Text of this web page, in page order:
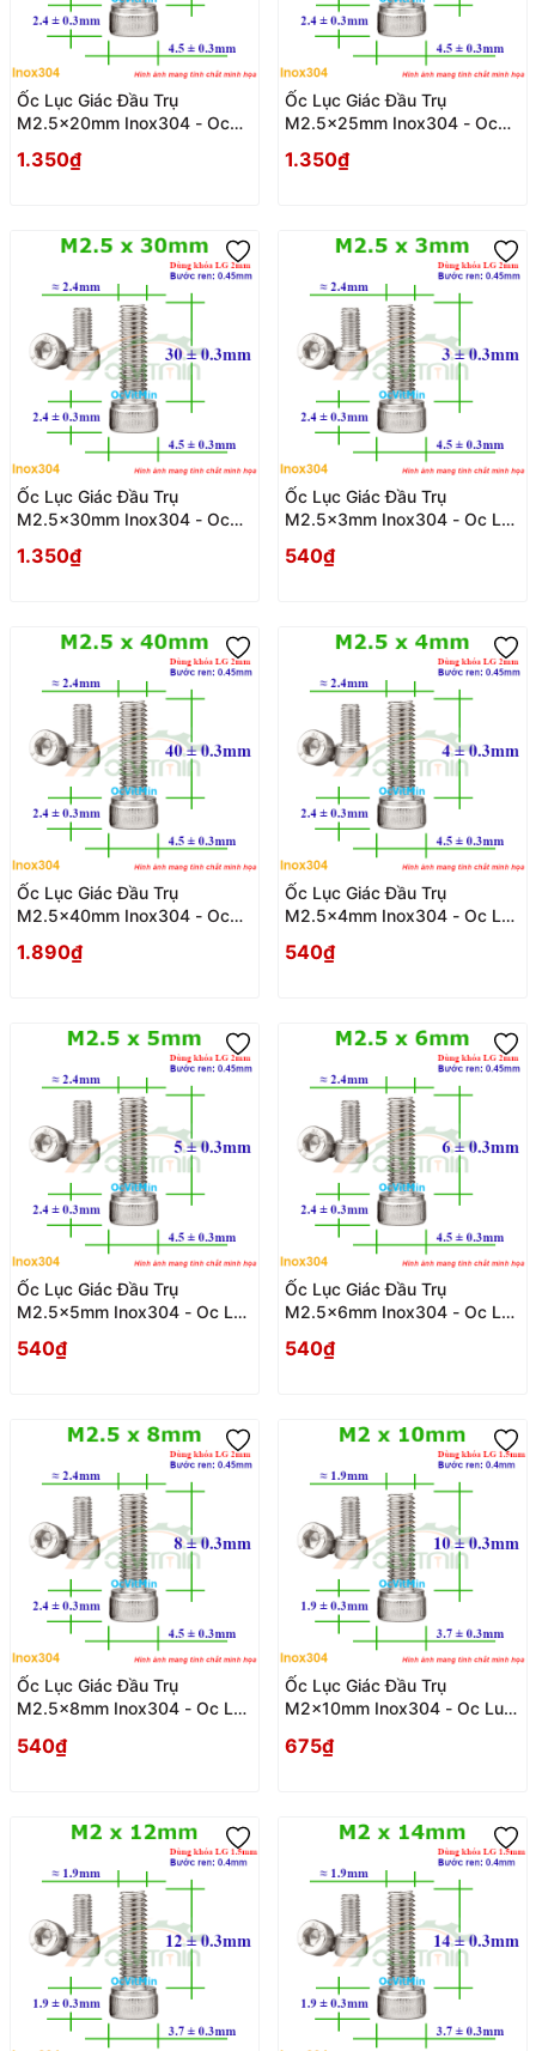
Ốc Lục Giác Đầu Trụ
M2.5x20mm Inox304 - Oc
1.350₫
Ốc Lục Giác Đầu Trụ
M2.5x25mm Inox304 - Oc
1.350₫
Ốc Lục Giác Đầu Trụ
M2.5x30mm Inox304 - Oc
1.350₫
Ốc Lục Giác Đầu Trụ
M2.5x3mm Inox304 - Oc Luc
540₫
Ốc Lục Giác Đầu Trụ
M2.5x40mm Inox304 - Oc
1.890₫
Ốc Lục Giác Đầu Trụ
M2.5x4mm Inox304 - Oc Luc
540₫
Ốc Lục Giác Đầu Trụ
M2.5x5mm Inox304 - Oc Luc
540₫
Ốc Lục Giác Đầu Trụ
M2.5x6mm Inox304 - Oc Luc
540₫
Ốc Lục Giác Đầu Trụ
M2.5x8mm Inox304 - Oc Luc
540₫
Ốc Lục Giác Đầu Trụ
M2x10mm Inox304 - Oc Luc
675₫